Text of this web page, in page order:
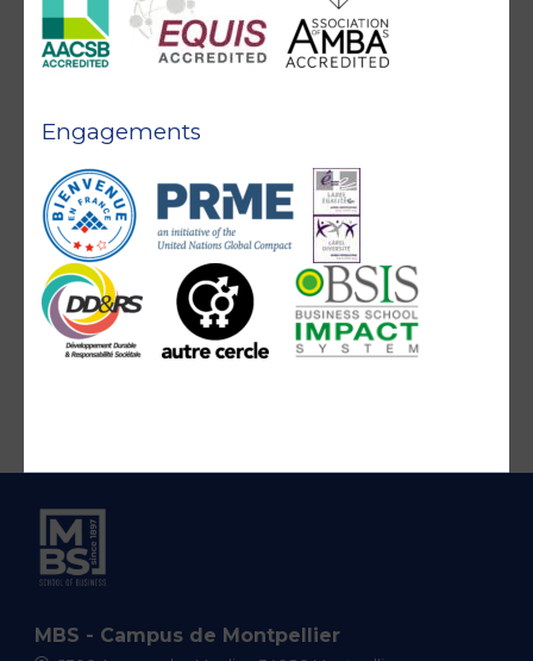
Engagements
MBS - Campus de Montpellier